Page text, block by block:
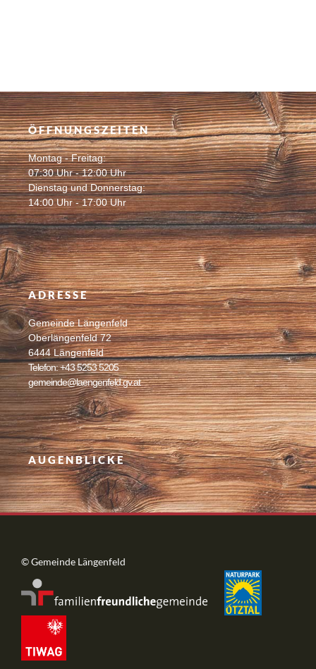
ÖFFNUNGSZEITEN
Montag - Freitag:
07:30 Uhr - 12:00 Uhr
Dienstag und Donnerstag:
14:00 Uhr - 17:00 Uhr
ADRESSE
Gemeinde Längenfeld
Oberlängenfeld 72
6444 Längenfeld
Telefon: +43 5253 5205
gemeinde@laengenfeld.gv.at
AUGENBLICKE
© Gemeinde Längenfeld